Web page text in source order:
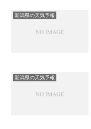
新潟県の天気予報
新潟県の天気予報